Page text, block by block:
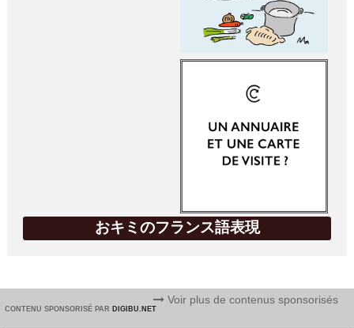
おキミのフランス語表現
CONTENU SPONSORISÉ PAR DIGIBU.NET
Voir plus de contenus sponsorisés